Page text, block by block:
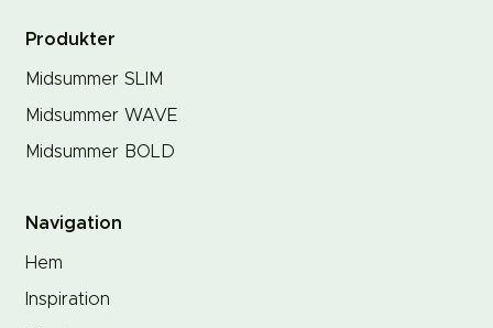
Produkter
Midsummer SLIM
Midsummer WAVE
Midsummer BOLD
Navigation
Hem
Inspiration